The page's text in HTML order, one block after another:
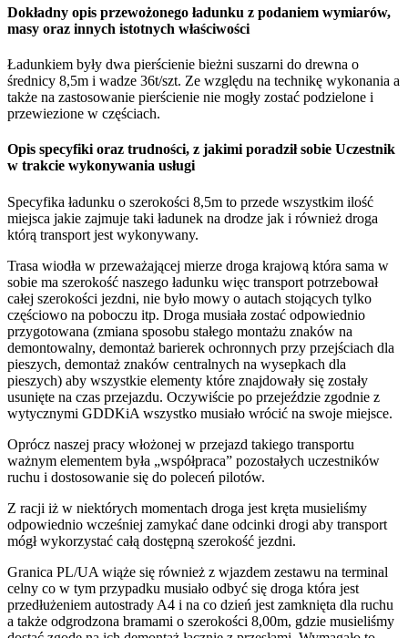
Dokładny opis przewożonego ładunku z podaniem wymiarów,
masy oraz innych istotnych właściwości
Ładunkiem były dwa pierścienie bieżni suszarni do drewna o
średnicy 8,5m i wadze 36t/szt. Ze względu na technikę wykonania a
także na zastosowanie pierścienie nie mogły zostać podzielone i
przewiezione w częściach.
Opis specyfiki oraz trudności, z jakimi poradził sobie Uczestnik
w trakcie wykonywania usługi
Specyfika ładunku o szerokości 8,5m to przede wszystkim ilość
miejsca jakie zajmuje taki ładunek na drodze jak i również droga
którą transport jest wykonywany.
Trasa wiodła w przeważającej mierze droga krajową która sama w
sobie ma szerokość naszego ładunku więc transport potrzebował
całej szerokości jezdni, nie było mowy o autach stojących tylko
częściowo na poboczu itp. Droga musiała zostać odpowiednio
przygotowana (zmiana sposobu stałego montażu znaków na
demontowalny, demontaż barierek ochronnych przy przejściach dla
pieszych, demontaż znaków centralnych na wysepkach dla
pieszych) aby wszystkie elementy które znajdowały się zostały
usunięte na czas przejazdu. Oczywiście po przejeździe zgodnie z
wytycznymi GDDKiA wszystko musiało wrócić na swoje miejsce.
Oprócz naszej pracy włożonej w przejazd takiego transportu
ważnym elementem była „współpraca” pozostałych uczestników
ruchu i dostosowanie się do poleceń pilotów.
Z racji iż w niektórych momentach droga jest kręta musieliśmy
odpowiednio wcześniej zamykać dane odcinki drogi aby transport
mógł wykorzystać całą dostępną szerokość jezdni.
Granica PL/UA wiąże się również z wjazdem zestawu na terminal
celny co w tym przypadku musiało odbyć się droga która jest
przedłużeniem autostrady A4 i na co dzień jest zamknięta dla ruchu
a także odgrodzona bramami o szerokości 8,00m, gdzie musieliśmy